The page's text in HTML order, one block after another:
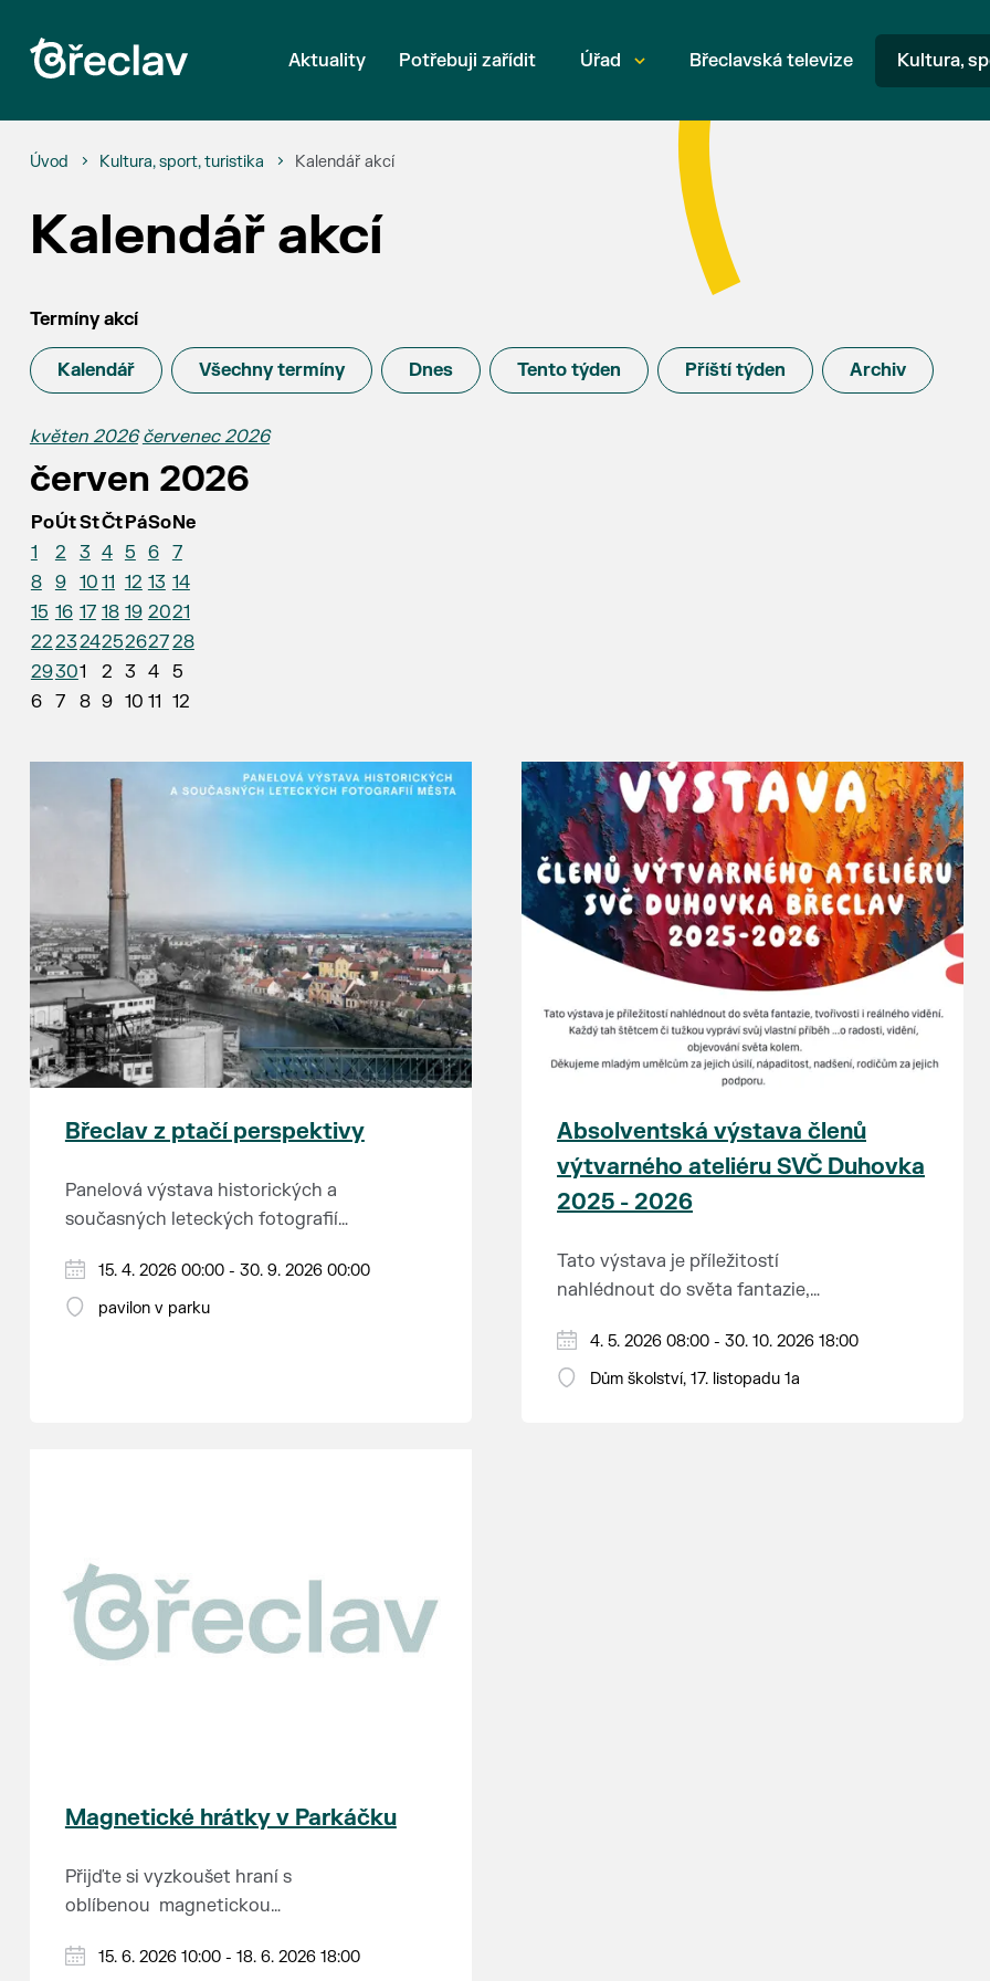
Aktuality Potřebuji zařídit Úřad Břeclavská televize Kultura,
Úvod Kultura, sport, turistika Kalendář akcí
Kalendář akcí
Termíny akcí
Kalendář Všechny termíny Dnes Tento týden Příští týden Archiv
květen 2026 červenec 2026
červen 2026
PoÚtStČtPáSoNe
1
2 3 4 5 6
7
8
9 10 11 12 13 14
15 16 17 18 19 2021
22232425262728
29301 2 3 4
5
6
7 8 9 10 11 12
Břeclav z ptačí perspektivy
Panelová výstava historických a
současných leteckých fotografií
15. 4. 2026 00:00 - 30. 9. 2026 00:00
pavilon v parku
Absolventská výstava členů
výtvarného ateliéru SVČ Duhovka
2025 - 2026
Tato výstava je příležitostí
nahlédnout do světa fantazie,
tah štětcem či tužkou vypráví svůj
vlastní příběh... o radosti, vidění,
Děkujeme mladým umělcům za
jejich úsilí, nápaditost, nadšení,
4. 5. 2026 08:00 - 30. 10. 2026 18:00
Dům školství, 17. listopadu 1a
Magnetické hrátky v Parkáčku
Přijďte si vyzkoušet hraní s
oblíbenou magnetickou
Connetix) a další doplňky.
Můžete vyzkoušet i super
15. 6. 2026 10:00 - 18. 6. 2026 18:00